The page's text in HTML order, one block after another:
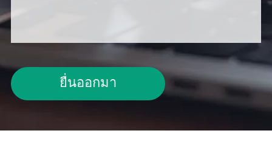
ยื่นออกมา